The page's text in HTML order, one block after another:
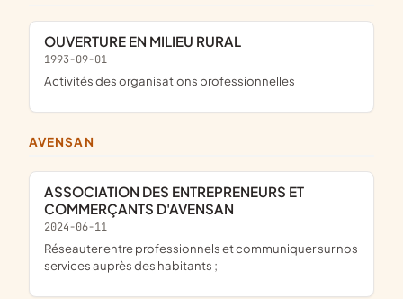
OUVERTURE EN MILIEU RURAL
1993-09-01
Activités des organisations professionnelles
AVENSAN
ASSOCIATION DES ENTREPRENEURS ET
COMMERÇANTS D'AVENSAN
2024-06-11
réseauter entre professionnels et communiquer sur nos
services auprès des habitants ;